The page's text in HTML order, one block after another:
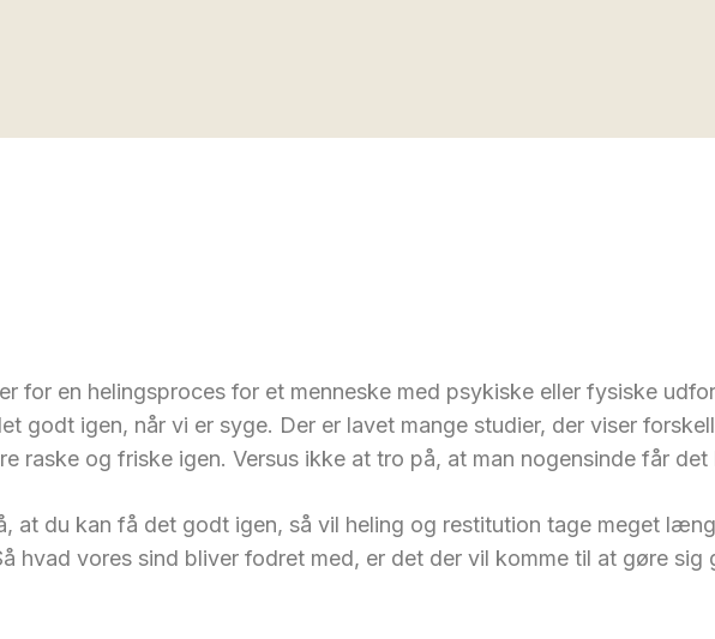
for en helingsproces for et menneske med psykiske eller fysiske
godt igen, når vi er syge. Der er lavet mange studier, der viser
raske og friske igen. Versus ikke at tro på, at man nogensinde får det
at du kan få det godt igen, så vil heling og restitution tage meget
hvad vores sind bliver fodret med, er det der vil komme til at gøre